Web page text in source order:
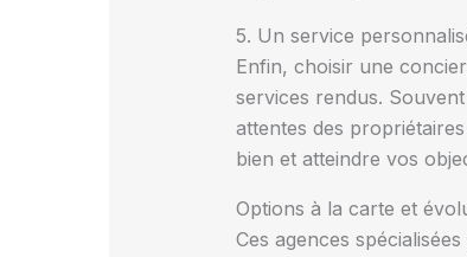
5. Un service
Enfin, choisir une
services rendus.
attentes des
bien et atteindre vos
Options à la carte et
Ces agences